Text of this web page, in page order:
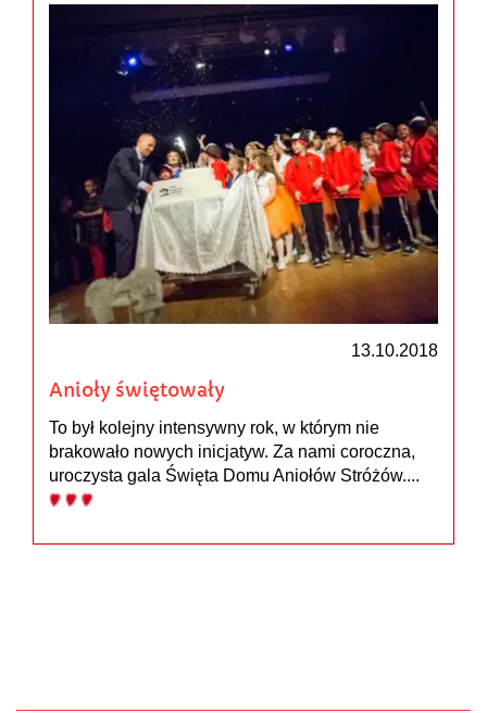
13.10.2018
Anioły świętowały
To był kolejny intensywny rok, w którym nie
brakowało nowych inicjatyw. Za nami coroczna,
uroczysta gala Święta Domu Aniołów Stróżów....